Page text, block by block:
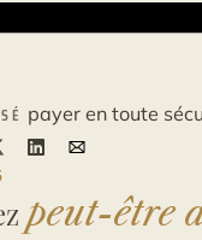
payer en toute
peut-être